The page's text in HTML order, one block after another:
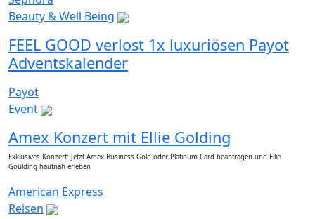
Beauty & Well Being
FEEL GOOD verlost 1x luxuriösen Payot
Adventskalender
Payot
Event
Amex Konzert mit Ellie Golding
Exklusives Konzert: Jetzt Amex Business Gold oder Platinum Card beantragen und Ellie
Goulding hautnah erleben
American Express
Reisen